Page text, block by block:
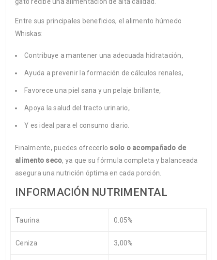
Entre sus principales beneficios, el alimento húmedo
Whiskas:
Contribuye a mantener una adecuada hidratación,
Ayuda a prevenir la formación de cálculos renales,
Favorece una piel sana y un pelaje brillante,
Apoya la salud del tracto urinario,
Y es ideal para el consumo diario.
Finalmente, puedes ofrecerlo solo o acompañado de
alimento seco, ya que su fórmula completa y balanceada
asegura una nutrición óptima en cada porción.
INFORMACIÓN NUTRIMENTAL
Taurina 0.05%
Ceniza 3,00%